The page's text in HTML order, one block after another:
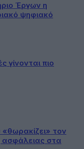
Έργων η
ψηφιακό
γίνονται πιο
τον
ασφάλειας στα